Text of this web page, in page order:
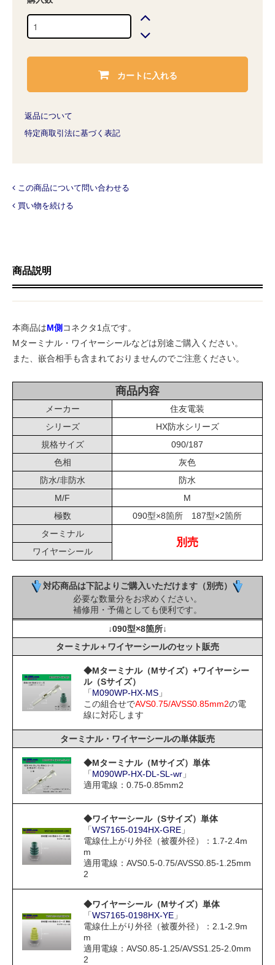
カートに入れる
返品について
特定商取引法に基づく表記
この商品について問い合わせる
買い物を続ける
商品説明
本商品はM側 コネクタ1点です。
Mターミナル・ワイヤーシールなどは別途ご購入ください。
また、嵌合相手も含まれておりませんのでご注意ください。
商品内容
メーカー
住友電装
シリーズ
HX防水シリーズ
規格サイズ
090/187
色相
灰色
防水/非防水
防水
M/F
M
極数
090型×8箇所 187型×2箇所
ターミナル
別売
ワイヤーシール
対応商品は下記よりご購入いただけます（別売）
必要な数量分をお求めください。
補修用・予備としても便利です。
↓090型×8箇所↓
ターミナル＋ワイヤーシールのセット販売
◆Mターミナル（Mサイズ）+ワイヤーシー
ル（Sサイズ）
「M090WP-HX-MS 」
この組合せでAVS0.75/AVSS0.85mm2の電
線に対応します
ターミナル・ワイヤーシールの単体販売
◆Mターミナル（Mサイズ）単体
「M090WP-HX-DL-SL-wr 」
適用電線：0.75-0.85mm2
◆ワイヤーシール（Sサイズ）単体
「WS7165-0194HX-GRE 」
電線仕上がり外径（被覆外径）：1.7-2.4m
m
適用電線：AVS0.5-0.75/AVSS0.85-1.25mm
2
◆ワイヤーシール（Mサイズ）単体
「WS7165-0198HX-YE 」
電線仕上がり外径（被覆外径）：2.1-2.9m
m
適用電線：AVS0.85-1.25/AVSS1.25-2.0mm
2